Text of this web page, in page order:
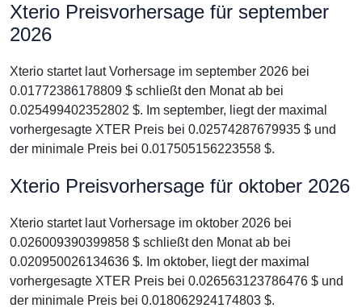
Xterio Preisvorhersage für september
2026
Xterio startet laut Vorhersage im september 2026 bei
0.01772386178809 $ schließt den Monat ab bei
0.025499402352802 $. Im september, liegt der maximal
vorhergesagte XTER Preis bei 0.02574287679935 $ und
der minimale Preis bei 0.017505156223558 $.
Xterio Preisvorhersage für oktober 2026
Xterio startet laut Vorhersage im oktober 2026 bei
0.026009390399858 $ schließt den Monat ab bei
0.020950026134636 $. Im oktober, liegt der maximal
vorhergesagte XTER Preis bei 0.026563123786476 $ und
der minimale Preis bei 0.018062924174803 $.